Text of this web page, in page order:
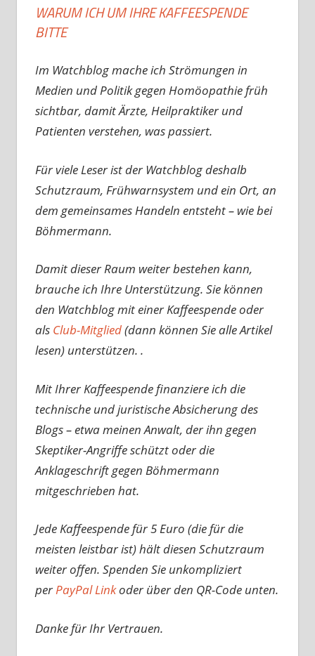
WARUM ICH UM IHRE KAFFEESPENDE
BITTE
Im Watchblog mache ich Strömungen in
Medien und Politik gegen Homöopathie früh
sichtbar, damit Ärzte, Heilpraktiker und
Patienten verstehen, was passiert.
Für viele Leser ist der Watchblog deshalb
Schutzraum, Frühwarnsystem und ein Ort, an
dem gemeinsames Handeln entsteht – wie bei
Böhmermann.
Damit dieser Raum weiter bestehen kann,
brauche ich Ihre Unterstützung. Sie können
den Watchblog mit einer Kaffeespende oder
als Club-Mitglied(dann können Sie alle Artikel
lesen) unterstützen. .
Mit Ihrer Kaffeespende finanziere ich die
technische und juristische Absicherung des
Blogs – etwa meinen Anwalt, der ihn gegen
Skeptiker-Angriffe schützt oder die
Anklageschrift gegen Böhmermann
mitgeschrieben hat.
Jede Kaffeespende für 5 Euro (die für die
meisten leistbar ist) hält diesen Schutzraum
weiter offen. Spenden Sie unkompliziert
perPayPal Linkoder über den QR-Code unten.
Danke für Ihr Vertrauen.